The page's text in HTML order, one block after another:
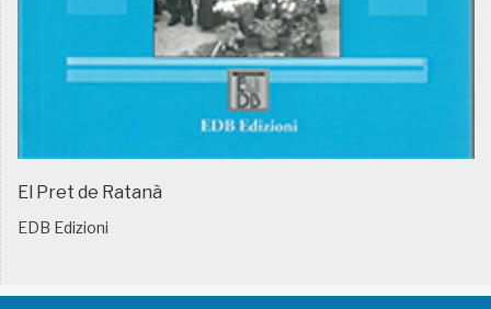
El Pret de Ratanà
EDB Edizioni